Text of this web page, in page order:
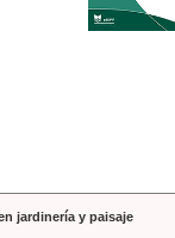
jardinería y paisaje